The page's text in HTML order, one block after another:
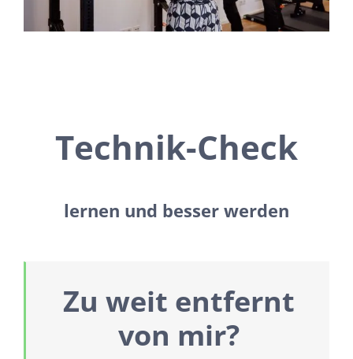
Technik-Check
lernen und besser werden
Zu weit entfernt
von mir?